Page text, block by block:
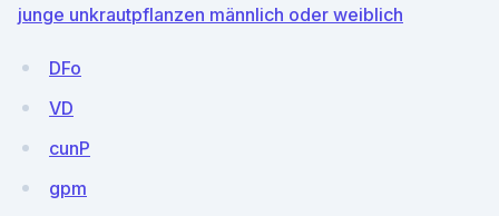
junge unkrautpflanzen männlich oder weiblich
DFo
VD
cunP
gpm